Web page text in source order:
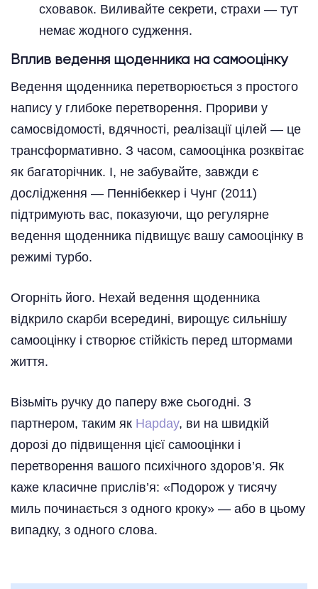
сховавок. Виливайте секрети, страхи — тут
немає жодного судження.
Вплив ведення щоденника на самооцінку
Ведення щоденника перетворюється з простого
напису у глибоке перетворення. Прориви у
самосвідомості, вдячності, реалізації цілей — це
трансформативно. З часом, самооцінка розквітає
як багаторічник. І, не забувайте, завжди є
дослідження — Пеннібеккер і Чунг (2011)
підтримують вас, показуючи, що регулярне
ведення щоденника підвищує вашу самооцінку в
режимі турбо.
Огорніть його. Нехай ведення щоденника
відкрило скарби всередині, вирощує сильнішу
самооцінку і створює стійкість перед штормами
життя.
Візьміть ручку до паперу вже сьогодні. З
партнером, таким як Hapday, ви на швидкій
дорозі до підвищення цієї самооцінки і
перетворення вашого психічного здоров’я. Як
каже класичне прислів’я: «Подорож у тисячу
миль починається з одного кроку» — або в цьому
випадку, з одного слова.